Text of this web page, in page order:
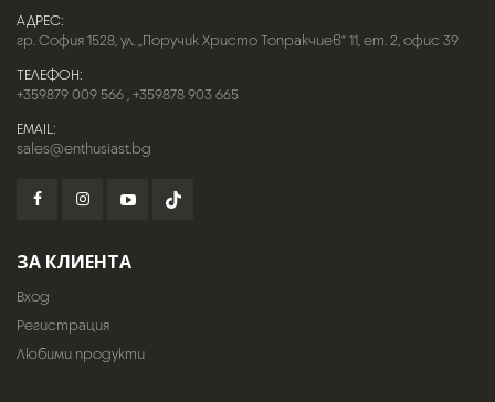
АДРЕС:
гр. София 1528, ул. „Поручик Христо Топракчиев“ 11, ет. 2, офис 39
ТЕЛЕФОН:
+359879 009 566,+359878 903 665
EMAIL:
sales@enthusiast.bg
ЗА КЛИЕНТА
Вход
Регистрация
Любими продукти